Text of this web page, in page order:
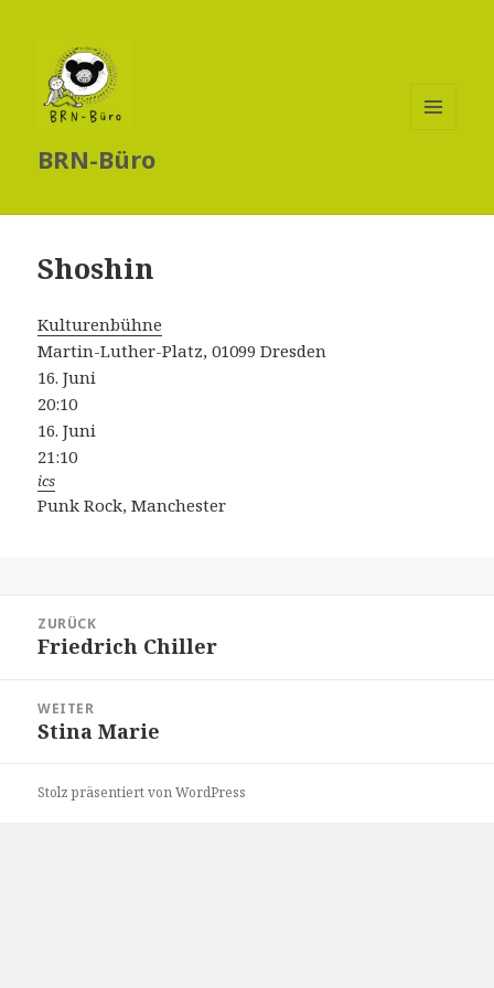
BRN-Büro
Shoshin
Kulturenbühne
Martin-Luther-Platz, 01099 Dresden
16. Juni
20:10
16. Juni
21:10
ics
Punk Rock, Manchester
ZURÜCK
Vorheriger
Friedrich Chiller
WEITER
Nächster
Stina Marie
Stolz präsentiert von WordPress